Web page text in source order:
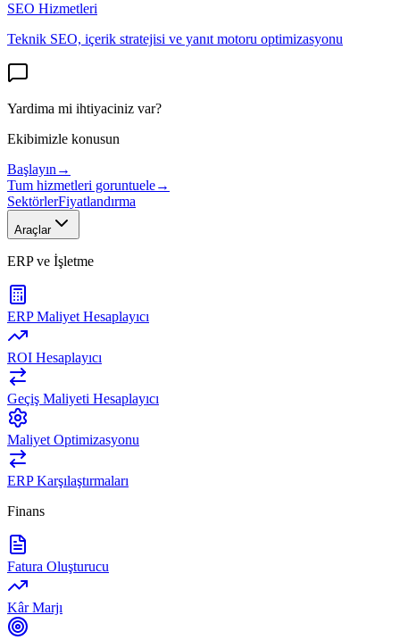
SEO Hizmetleri
Teknik SEO, içerik stratejisi ve yanıt motoru optimizasyonu
Yardima mi ihtiyaciniz var?
Ekibimizle konusun
Başlayın →
Tum hizmetleri goruntuele→
SektörlerFiyatlandırma
Araçlar
ERP ve İşletme
ERP Maliyet Hesaplayıcı
ROI Hesaplayıcı
Geçiş Maliyeti Hesaplayıcı
Maliyet Optimizasyonu
ERP Karşılaştırmaları
Finans
Fatura Oluşturucu
Kâr Marjı